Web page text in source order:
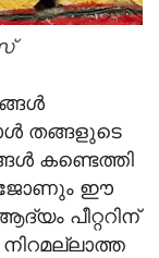
തങ്ങളുടെ
കണ്ടെത്തി
ജോണും ഈ
പീറ്ററിന്